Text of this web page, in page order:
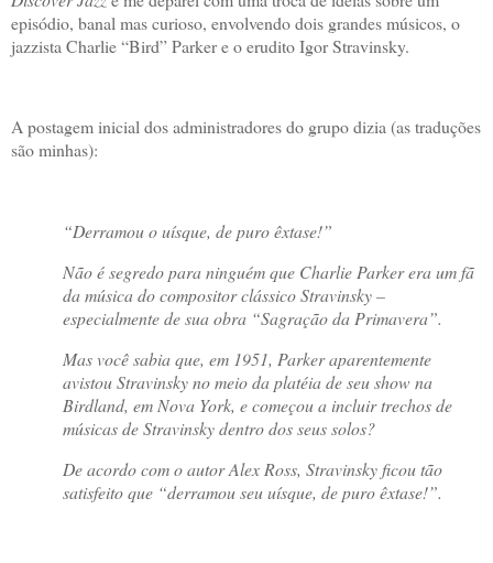
episódio, banal mas curioso, envolvendo dois grandes músicos, o
jazzista Charlie “Bird” Parker e o erudito Igor Stravinsky.
A postagem inicial dos administradores do grupo dizia (as traduções
são minhas):
“Derramou o uísque, de puro êxtase!”
Não é segredo para ninguém que Charlie Parker era um fã
da música do compositor clássico Stravinsky –
especialmente de sua obra “Sagração da Primavera”.
Mas você sabia que, em 1951, Parker aparentemente
avistou Stravinsky no meio da platéia de seu show na
Birdland, em Nova York, e começou a incluir trechos de
músicas de Stravinsky dentro dos seus solos?
De acordo com o autor Alex Ross, Stravinsky ficou tão
satisfeito que “derramou seu uísque, de puro êxtase!”.